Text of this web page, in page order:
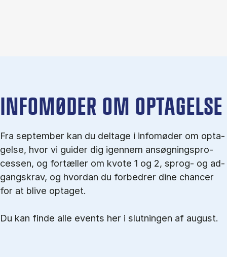
IN­FO­MØ­DER OM OP­TA­GEL­SE
Fra september kan du del­tage i in­fo­mø­der om op­ta­
gel­se, hvor vi gu­i­der dig igen­nem an­søg­nings­pro­
ces­sen, og for­tæl­ler om kvo­te 1 og 2, sprog- og ad­
gangs­krav, og hvordan du forbedrer dine chancer
for at blive optaget.
Du kan finde alle events her i slutningen af august.